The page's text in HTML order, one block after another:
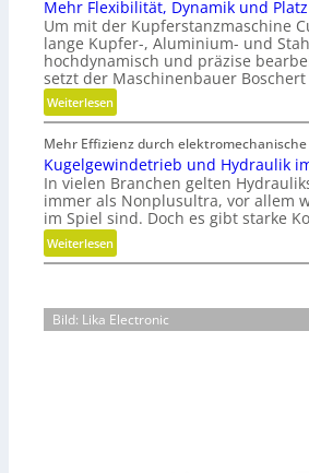
a
t
u
r
e
n
e
c
h
n
i
k
t
s
t
o
f
f
b
f
ä
l
l
e
r
Mehr Flexibilität, Dynamik und Platz
Um mit der Kupferstanzmaschine
lange Kupfer-, Aluminium- und
hochdynamisch und präzise
setzt der Maschinenbauer
Weiterlesen:
M
e
h
r
F
l
e
x
b
i
Mehr Effizienz durch
Kugelgewindetrieb und Hydraulik
In vielen Branchen gelten
immer als Nonplusultra, vor allem
im Spiel sind. Doch es gibt starke
Weiterlesen:
K
e
Bild: Lika Electronic